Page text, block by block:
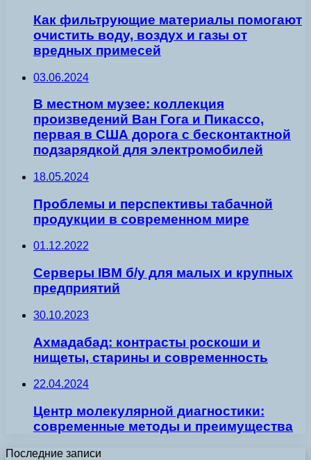
Как фильтрующие материалы помогают
очистить воду, воздух и газы от
вредных примесей
03.06.2024
В местном музее: коллекция
произведений Ван Гога и Пикассо,
первая в США дорога с бесконтактной
подзарядкой для электромобилей
18.05.2024
Проблемы и перспективы табачной
продукции в современном мире
01.12.2022
Серверы IBM б/у для малых и крупных
предприятий
30.10.2023
Ахмадабад: контрасты роскоши и
нищеты, старины и современность
22.04.2024
Центр молекулярной диагностики:
современные методы и преимущества
Последние записи